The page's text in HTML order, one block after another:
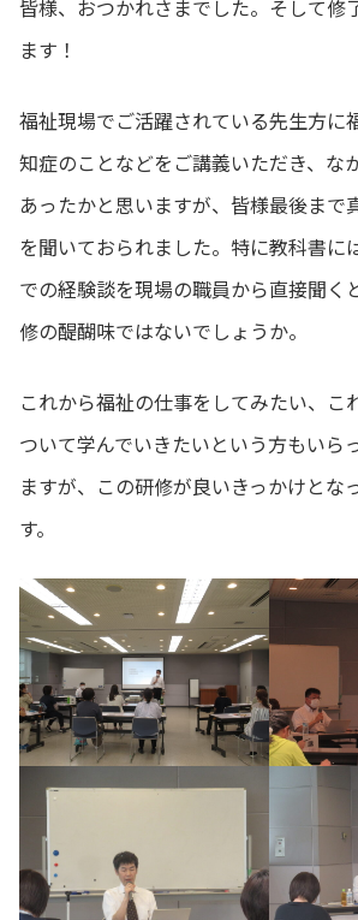
皆様、おつかれさまでした。そして修
ます！
福祉現場でご活躍されている先生方に
知症のことなどをご講義いただき、な
あったかと思いますが、皆様最後まで
を聞いておられました。特に教科書に
での経験談を現場の職員から直接聞く
修の醍醐味ではないでしょうか。
これから福祉の仕事をしてみたい、こ
ついて学んでいきたいという方もいら
ますが、この研修が良いきっかけとな
す。